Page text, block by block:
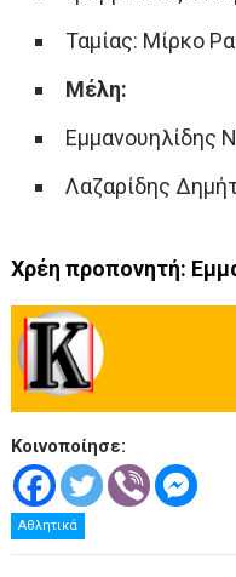
Ταμίας: Μίρκο
Μέλη:
Εμμανουηλίδης
Λαζαρίδης
Χρέη προπονητή:
Κοινοποίησε:
Αθλητικά